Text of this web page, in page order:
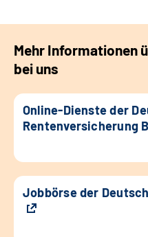
Mehr Informationen
bei uns
Online-Dienste der
Rentenversicherung
Jobbörse der